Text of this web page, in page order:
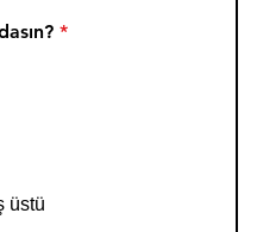
*Z
üstü